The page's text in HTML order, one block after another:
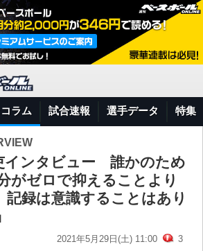
ラム 試合速報 選手データ 特集
インタビュー 誰かのため
がゼロで抑えることより
記録は意識することはあり
2021年5月29日(土) 11:00 3